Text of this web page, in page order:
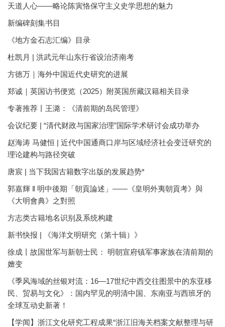
天道人心——略论陈寅恪保守主义史学思想的魅力
新编碑刻集书目
《地方金石志汇编》目录
杜凯月 | 洪武元年山东行省设治济南考
方徳万｜海外中国近代史研究的进展
郑诚｜英国访书便览（2025）附英国所藏汉籍相关目录
专著推荐丨王潞：《清前期的岛民管理》
会议纪要 | “清代财政与国家治理”国际学术研讨会成功举办
赵海涛 马健恒 | 近代中国通商口岸与区域经济社会变迁研究的
理论建构与路径突破
唐宸 | 当下我国古籍数字出版的发展趋势*
郭嘉輝 ‖ 明中後期「朝貢論述」——《皇明外夷朝貢考》與
《大明會典》之對照
方志类古籍地名识别及系统构建
新书快报 | 《海洋文明研究（第十辑）》
徐成丨故国世军与新朝士民： 明朝宣府镇军事家族在清前期的
嬗变
《季风海域的丝银对流：16—17世纪中西交往图景中的东亚移
民、贸易与文化》：国内罕见的明清中国、东南亚与西班牙的
全球互动史新著！
【学闻】浙江文化研究工程成果“浙江旧海关档案文献整理与研